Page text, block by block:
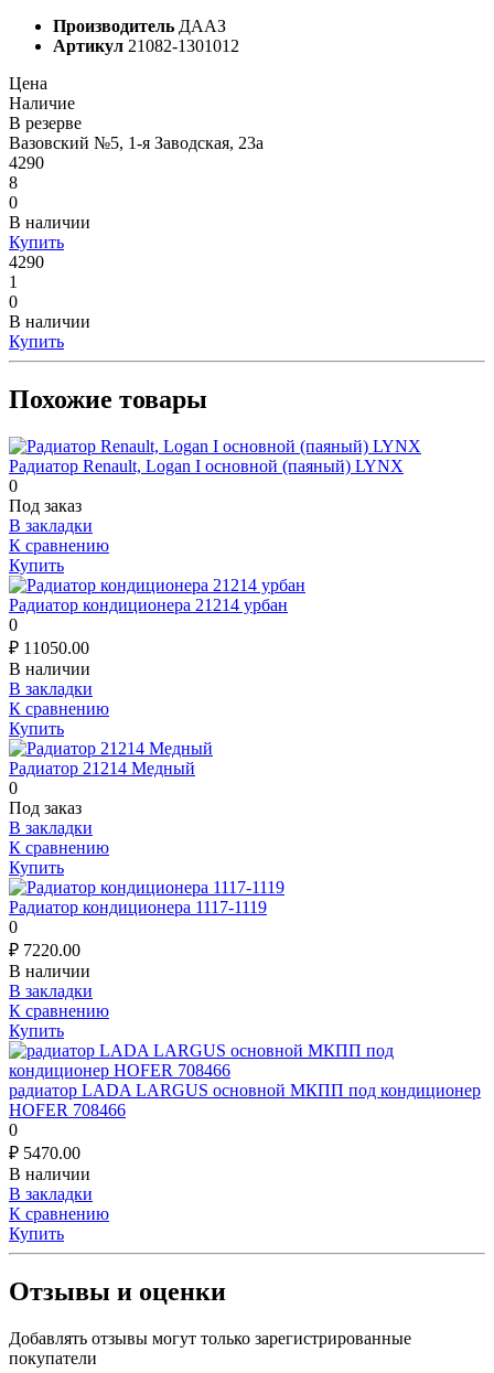
Производитель ДААЗ
Артикул 21082-1301012
Цена
Наличие
В резерве
Вазовский №5, 1-я Заводская, 23а
4290
8
0
В наличии
Купить
4290
1
0
В наличии
Купить
Похожие товары
Радиатор Renault, Logan I основной (паяный) LYNX
0
Под заказ
В закладки
К сравнению
Купить
Радиатор кондиционера 21214 урбан
0
₽ 11050.00
В наличии
В закладки
К сравнению
Купить
Радиатор 21214 Медный
0
Под заказ
В закладки
К сравнению
Купить
Радиатор кондиционера 1117-1119
0
₽ 7220.00
В наличии
В закладки
К сравнению
Купить
радиатор LADA LARGUS основной МКПП под кондиционер
HOFER 708466
0
₽ 5470.00
В наличии
В закладки
К сравнению
Купить
Отзывы и оценки
Добавлять отзывы могут только зарегистрированные
покупатели